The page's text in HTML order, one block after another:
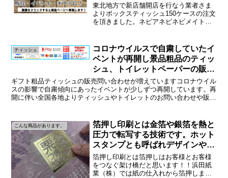
東北地方で新店舗開店を行なう業者さま
よりボックスティッシュ150ケースの注文
を頂きました。ネピアネピネピメイトで
す！浜田紙業はメーカーと強い結びつき
があり全国送料無料にて...
ティッシュ
コロナウイルスで自粛していたイ
ベントが再開し景品粗品のティッ
シュ、トイレットペーパーの販売
が増えました
ギフト粗品ティッシュの販売問い合わせが増えていますコロナウイル
スの影響で自粛傾向にあったイベントが少しずつ再開しています。再
開に伴い全国各地よりティッシュやトイレットのお問い合わせや販売
こんな商品があります。
箔押し印刷とは金箔や銀箔を熱と
圧力で転写する技術です。ホット
スタンプとも呼ばれデザインやロ
ゴが際立ちます
箔押し印刷とは箔押しはお客様とお客様
をつなぐ架け橋だと思います！！浜田紙
業（株）では紙の仕入れから箔押しまで